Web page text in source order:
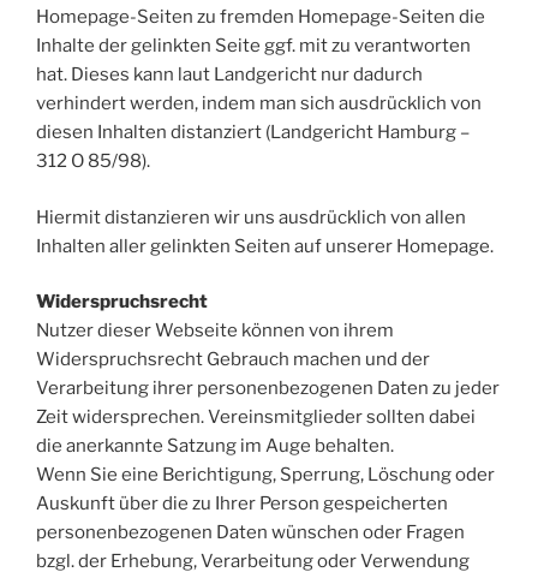
Homepage-Seiten zu fremden Homepage-Seiten die
Inhalte der gelinkten Seite ggf. mit zu verantworten
hat. Dieses kann laut Landgericht nur dadurch
verhindert werden, indem man sich ausdrücklich von
diesen Inhalten distanziert (Landgericht Hamburg –
312 O 85/98).
Hiermit distanzieren wir uns ausdrücklich von allen
Inhalten aller gelinkten Seiten auf unserer Homepage.
Widerspruchsrecht
Nutzer dieser Webseite können von ihrem
Widerspruchsrecht Gebrauch machen und der
Verarbeitung ihrer personenbezogenen Daten zu jeder
Zeit widersprechen. Vereinsmitglieder sollten dabei
die anerkannte Satzung im Auge behalten.
Wenn Sie eine Berichtigung, Sperrung, Löschung oder
Auskunft über die zu Ihrer Person gespeicherten
personenbezogenen Daten wünschen oder Fragen
bzgl. der Erhebung, Verarbeitung oder Verwendung